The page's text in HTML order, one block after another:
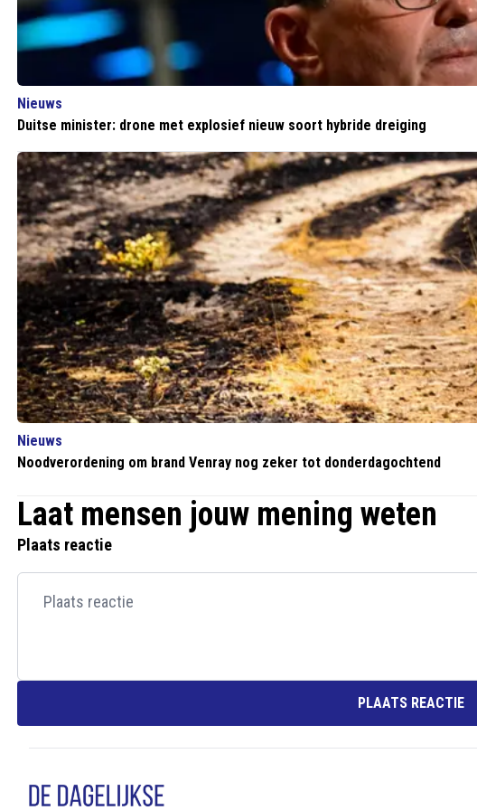
Nieuws
Duitse minister: drone met explosief nieuw soort hybride dreiging
Nieuws
Noodverordening om brand Venray nog zeker tot donderdagochtend
Laat mensen jouw mening weten
Plaats reactie
PLAATS REACTIE